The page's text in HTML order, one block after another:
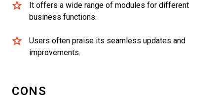
It offers a wide range of modules for different
business functions.
Users often praise its seamless updates and
improvements.
CONS